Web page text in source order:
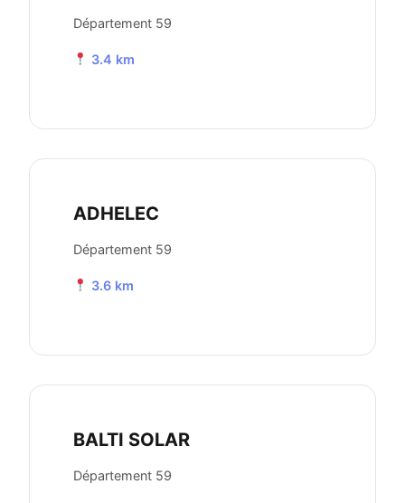
Département 59
3.4 km
ADHELEC
Département 59
3.6 km
BALTI SOLAR
Département 59